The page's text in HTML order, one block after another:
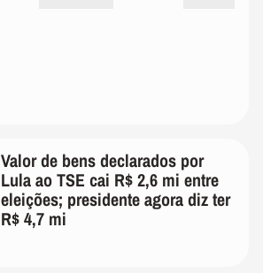
Valor de bens declarados por
Lula ao TSE cai R$ 2,6 mi entre
eleições; presidente agora diz ter
R$ 4,7 mi